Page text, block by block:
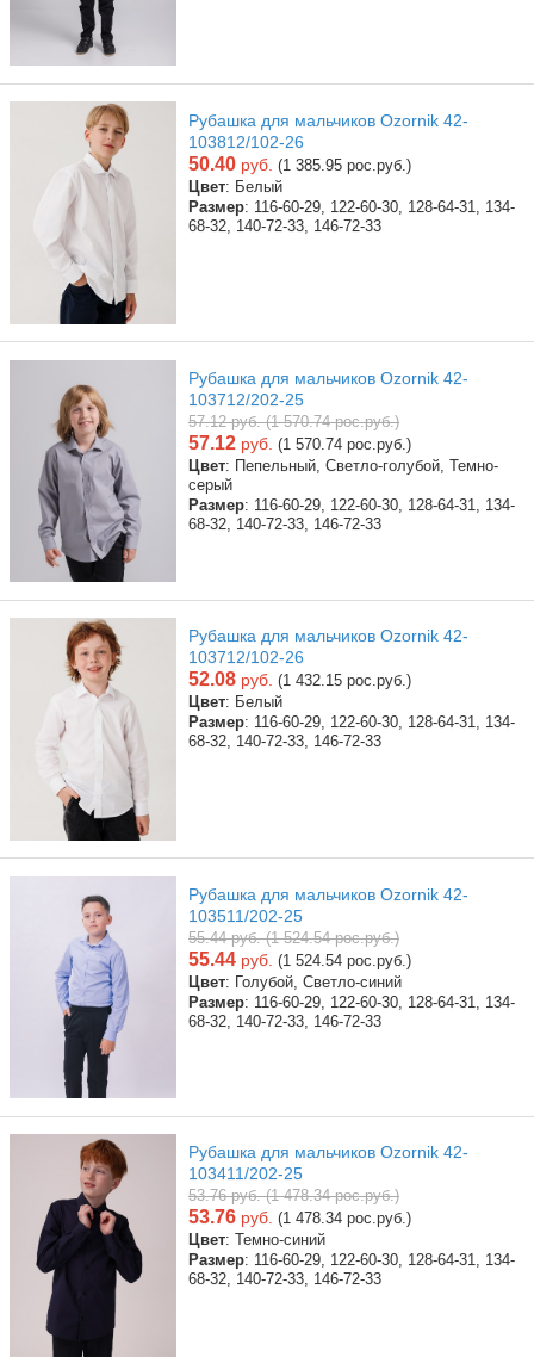
Рубашка для мальчиков Ozornik 42-
103812/102-26
50.40 руб. (1 385.95 рос.руб.)
Цвет: Белый
Размер: 116-60-29, 122-60-30, 128-64-31, 134-
68-32, 140-72-33, 146-72-33
Рубашка для мальчиков Ozornik 42-
103712/202-25
57.12 руб. (1 570.74 рос.руб.)
57.12 руб. (1 570.74 рос.руб.)
Цвет: Пепельный, Светло-голубой, Темно-
серый
Размер: 116-60-29, 122-60-30, 128-64-31, 134-
68-32, 140-72-33, 146-72-33
Рубашка для мальчиков Ozornik 42-
103712/102-26
52.08 руб. (1 432.15 рос.руб.)
Цвет: Белый
Размер: 116-60-29, 122-60-30, 128-64-31, 134-
68-32, 140-72-33, 146-72-33
Рубашка для мальчиков Ozornik 42-
103511/202-25
55.44 руб. (1 524.54 рос.руб.)
55.44 руб. (1 524.54 рос.руб.)
Цвет: Голубой, Светло-синий
Размер: 116-60-29, 122-60-30, 128-64-31, 134-
68-32, 140-72-33, 146-72-33
Рубашка для мальчиков Ozornik 42-
103411/202-25
53.76 руб. (1 478.34 рос.руб.)
53.76 руб. (1 478.34 рос.руб.)
Цвет: Темно-синий
Размер: 116-60-29, 122-60-30, 128-64-31, 134-
68-32, 140-72-33, 146-72-33